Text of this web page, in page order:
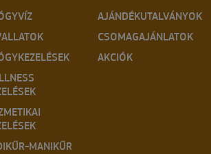
MANIKŰR
AJÁNDÉKUTALVÁNYOK
CSOMAGAJÁNLATOK
AKCIÓK